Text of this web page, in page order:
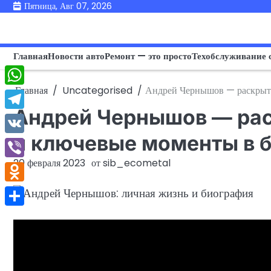
ПерейтиПятница, Авг 07, 2026
ГлавнаяНовости автоРемонт — это просто
Главная Uncategorised Андрей Чернышов —
Андрей Чернышов —
и ключевые моменты в
20 февраля 2023 отsib_ecometal
WhatsApp
Telegram
VK
Viber
Odnoklassniki